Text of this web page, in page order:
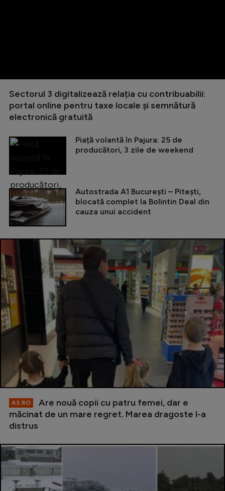
Sectorul 3 digitalizează relația cu contribuabilii:
portal online pentru taxe locale și semnătură
electronică gratuită
Piață volantă în Pajura: 25 de
producători, 3 zile de weekend
Autostrada A1 București – Pitești,
blocată complet la Bolintin Deal din
cauza unui accident
AS.RO
Are nouă copii cu patru femei, dar e
măcinat de un mare regret. Marea dragoste l-a
distrus